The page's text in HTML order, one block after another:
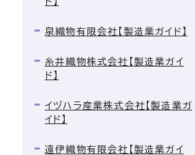
泉織物有限会社【製造業ガイド】
糸井織物株式会社【製造業ガイ
ド】
イヅハラ産業株式会社【製造業ガ
イド】
遠伊織物有限会社【製造業ガイ